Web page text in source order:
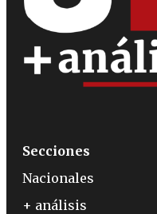
Secciones
Nacionales
+ análisis